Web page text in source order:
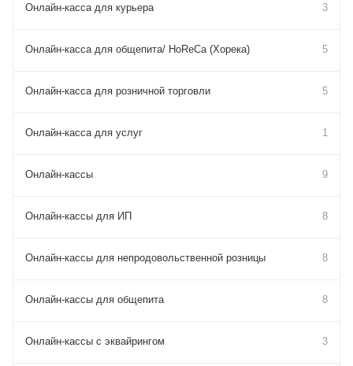
Онлайн-касса для курьера 3
Онлайн-касса для общепита/ HoReCa (Хорека) 5
Онлайн-касса для розничной торговли 5
Онлайн-касса для услуг 1
Онлайн-кассы 9
Онлайн-кассы для ИП 8
Онлайн-кассы для непродовольственной розницы 8
Онлайн-кассы для общепита 8
Онлайн-кассы с эквайрингом 3